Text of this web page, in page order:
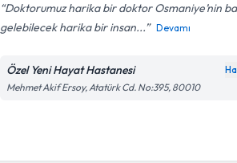
Doktorumuz harika bir doktor Osmaniye’nin
gelebilecek harika bir insan...
Devamı
Özel Yeni Hayat Hastanesi
Mehmet Akif Ersoy, Atatürk Cd. No:395, 80010